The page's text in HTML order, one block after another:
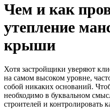
Чем и как
утепление
крыши
Хотя застройщики уверяют
на самом высоком уровне,
собой никаких оснований.
необходимо в буквальном
строителей и контролировать